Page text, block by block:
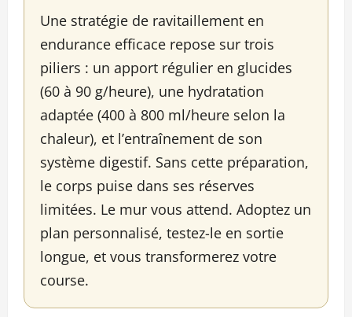
Une stratégie de ravitaillement en
endurance efficace repose sur trois
piliers : un apport régulier en glucides
(60 à 90 g/heure), une hydratation
adaptée (400 à 800 ml/heure selon la
chaleur), et l’entraînement de son
système digestif. Sans cette préparation,
le corps puise dans ses réserves
limitées. Le mur vous attend. Adoptez un
plan personnalisé, testez-le en sortie
longue, et vous transformerez votre
course.